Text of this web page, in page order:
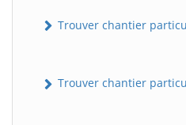
Trouver chantier
Trouver chantier